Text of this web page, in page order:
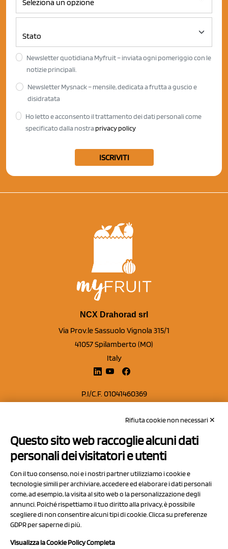
Newsletter quotidiana Myfruit – inviata ogni pomeriggio con le
notizie principali.
Newsletter Mysnack – mensile, dedicata a frutta a guscio e
disidratata
Ho letto e acconsento il trattamento dei dati personali come
specificato dalla nostra privacy policy
ISCRIVITI
NCX Drahorad srl
Via Prov.le Sassuolo Vignola 315/1
41057 Spilamberto (MO)
Italy
P.I/C.F. 01041460369
Capitale sociale Euro 50.000,00 i.v.
Contatti
Privacy Policy
Cookie Policy
Chi Siamo
Rifiuta cookie non necessari ✕
Questo sito web raccoglie alcuni dati
personali dei visitatori e utenti
Con il tuo consenso, noi e i nostri partner utilizziamo i cookie e
tecnologie simili per archiviare, accedere ed elaborare i dati personali
come, ad esempio, la visita al sito web o la personalizzazione degli
annunci. Poiché rispettiamo il tuo diritto alla privacy, è possibile
scegliere di non consentire alcuni tipi di cookie. Clicca su preferenze
GDPR per saperne di più.
Visualizza la Cookie Policy Completa